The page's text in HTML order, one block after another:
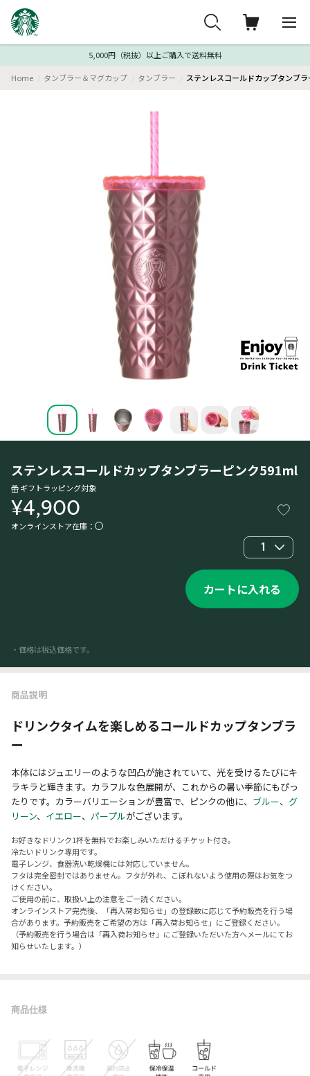
5,000円（税抜）以上ご購入で送料無料
Home タンブラー＆マグカップ タンブラー ステンレスコールドカップタンブ
ステンレスコールドカップタンブラーピンク591ml
ギフトラッピング対象
¥4,900
オンラインストア在庫：
1
カートに入れる
・価格は税込価格です。
商品説明
ドリンクタイムを楽しめるコールドカップタンブラ
ー
本体にはジュエリーのような凹凸が施されていて、光を受けるたびにキ
ラキラと輝きます。カラフルな色展開が、これからの暑い季節にもぴっ
たりです。カラーバリエーションが豊富で、ピンクの他に、 ブルー、 グ
リーン、 イエロー、 パープルがございます。
お好きなドリンク1杯を無料でお楽しみいただけるチケット付き。
冷たいドリンク専用です。
電子レンジ、食器洗い乾燥機には対応していません。
フタは完全密封ではありません。フタが外れ、こぼれないよう使用の際はお気をつ
けください。
ご使用の前に、取扱い上の注意をご一読ください。
オンラインストア完売後、「再入荷お知らせ」の登録数に応じて予約販売を行う場
合があります。予約販売をご希望の方は「再入荷お知らせ」にご登録ください。
（予約販売を行う場合は「再入荷お知らせ」にご登録いただいた方へメールにてお
知らせいたします。）
商品仕様